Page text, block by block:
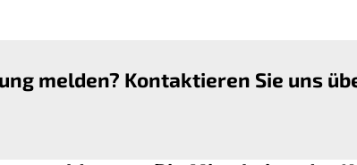
melden? Kontaktieren Sie uns